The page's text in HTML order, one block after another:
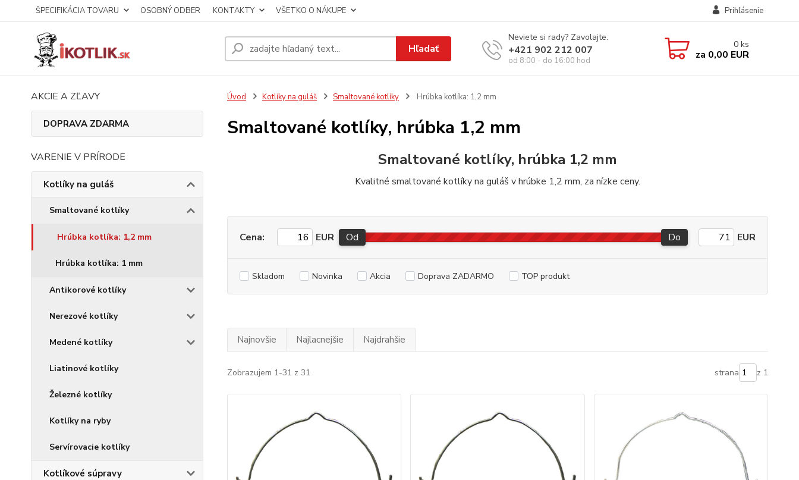
ŠPECIFIKÁCIA TOVARU OSOBNÝ ODBER KONTAKTY VŠETKO O NÁKUPE Prihlásenie
Hľadať
Neviete si rady? Zavolajte.
+421 902 212 007
od 8:00 - do 16:00 hod
0 ks
za 0,00 EUR
AKCIE A ZĽAVY
DOPRAVA ZDARMA
VARENIE V PRÍRODE
Kotlíky na guláš
Smaltované kotlíky
Hrúbka kotlíka: 1,2 mm
Hrúbka kotlíka: 1 mm
Antikorové kotlíky
Nerezové kotlíky
Medené kotlíky
Liatinové kotlíky
Železné kotlíky
Kotlíky na ryby
Servírovacie kotlíky
Kotlíkové súpravy
Úvod Kotlíky na guláš Smaltované kotlíky Hrúbka kotlíka: 1,2 mm
Smaltované kotlíky, hrúbka 1,2 mm
Smaltované kotlíky, hrúbka 1,2 mm
Kvalitné smaltované kotlíky na guláš v hrúbke 1,2 mm, za nízke ceny.
Cena: EUR Od Do EUR
Skladom Novinka Akcia Doprava ZADARMO TOP produkt
Najnovšie Najlacnejšie Najdrahšie
Zobrazujem 1-31 z 31 strana z 1